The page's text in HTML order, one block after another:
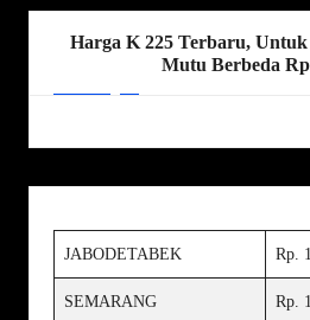
Harga K 225 Terbaru,
Mutu Berbeda
JABODETABEK Rp.
SEMARANG Rp.